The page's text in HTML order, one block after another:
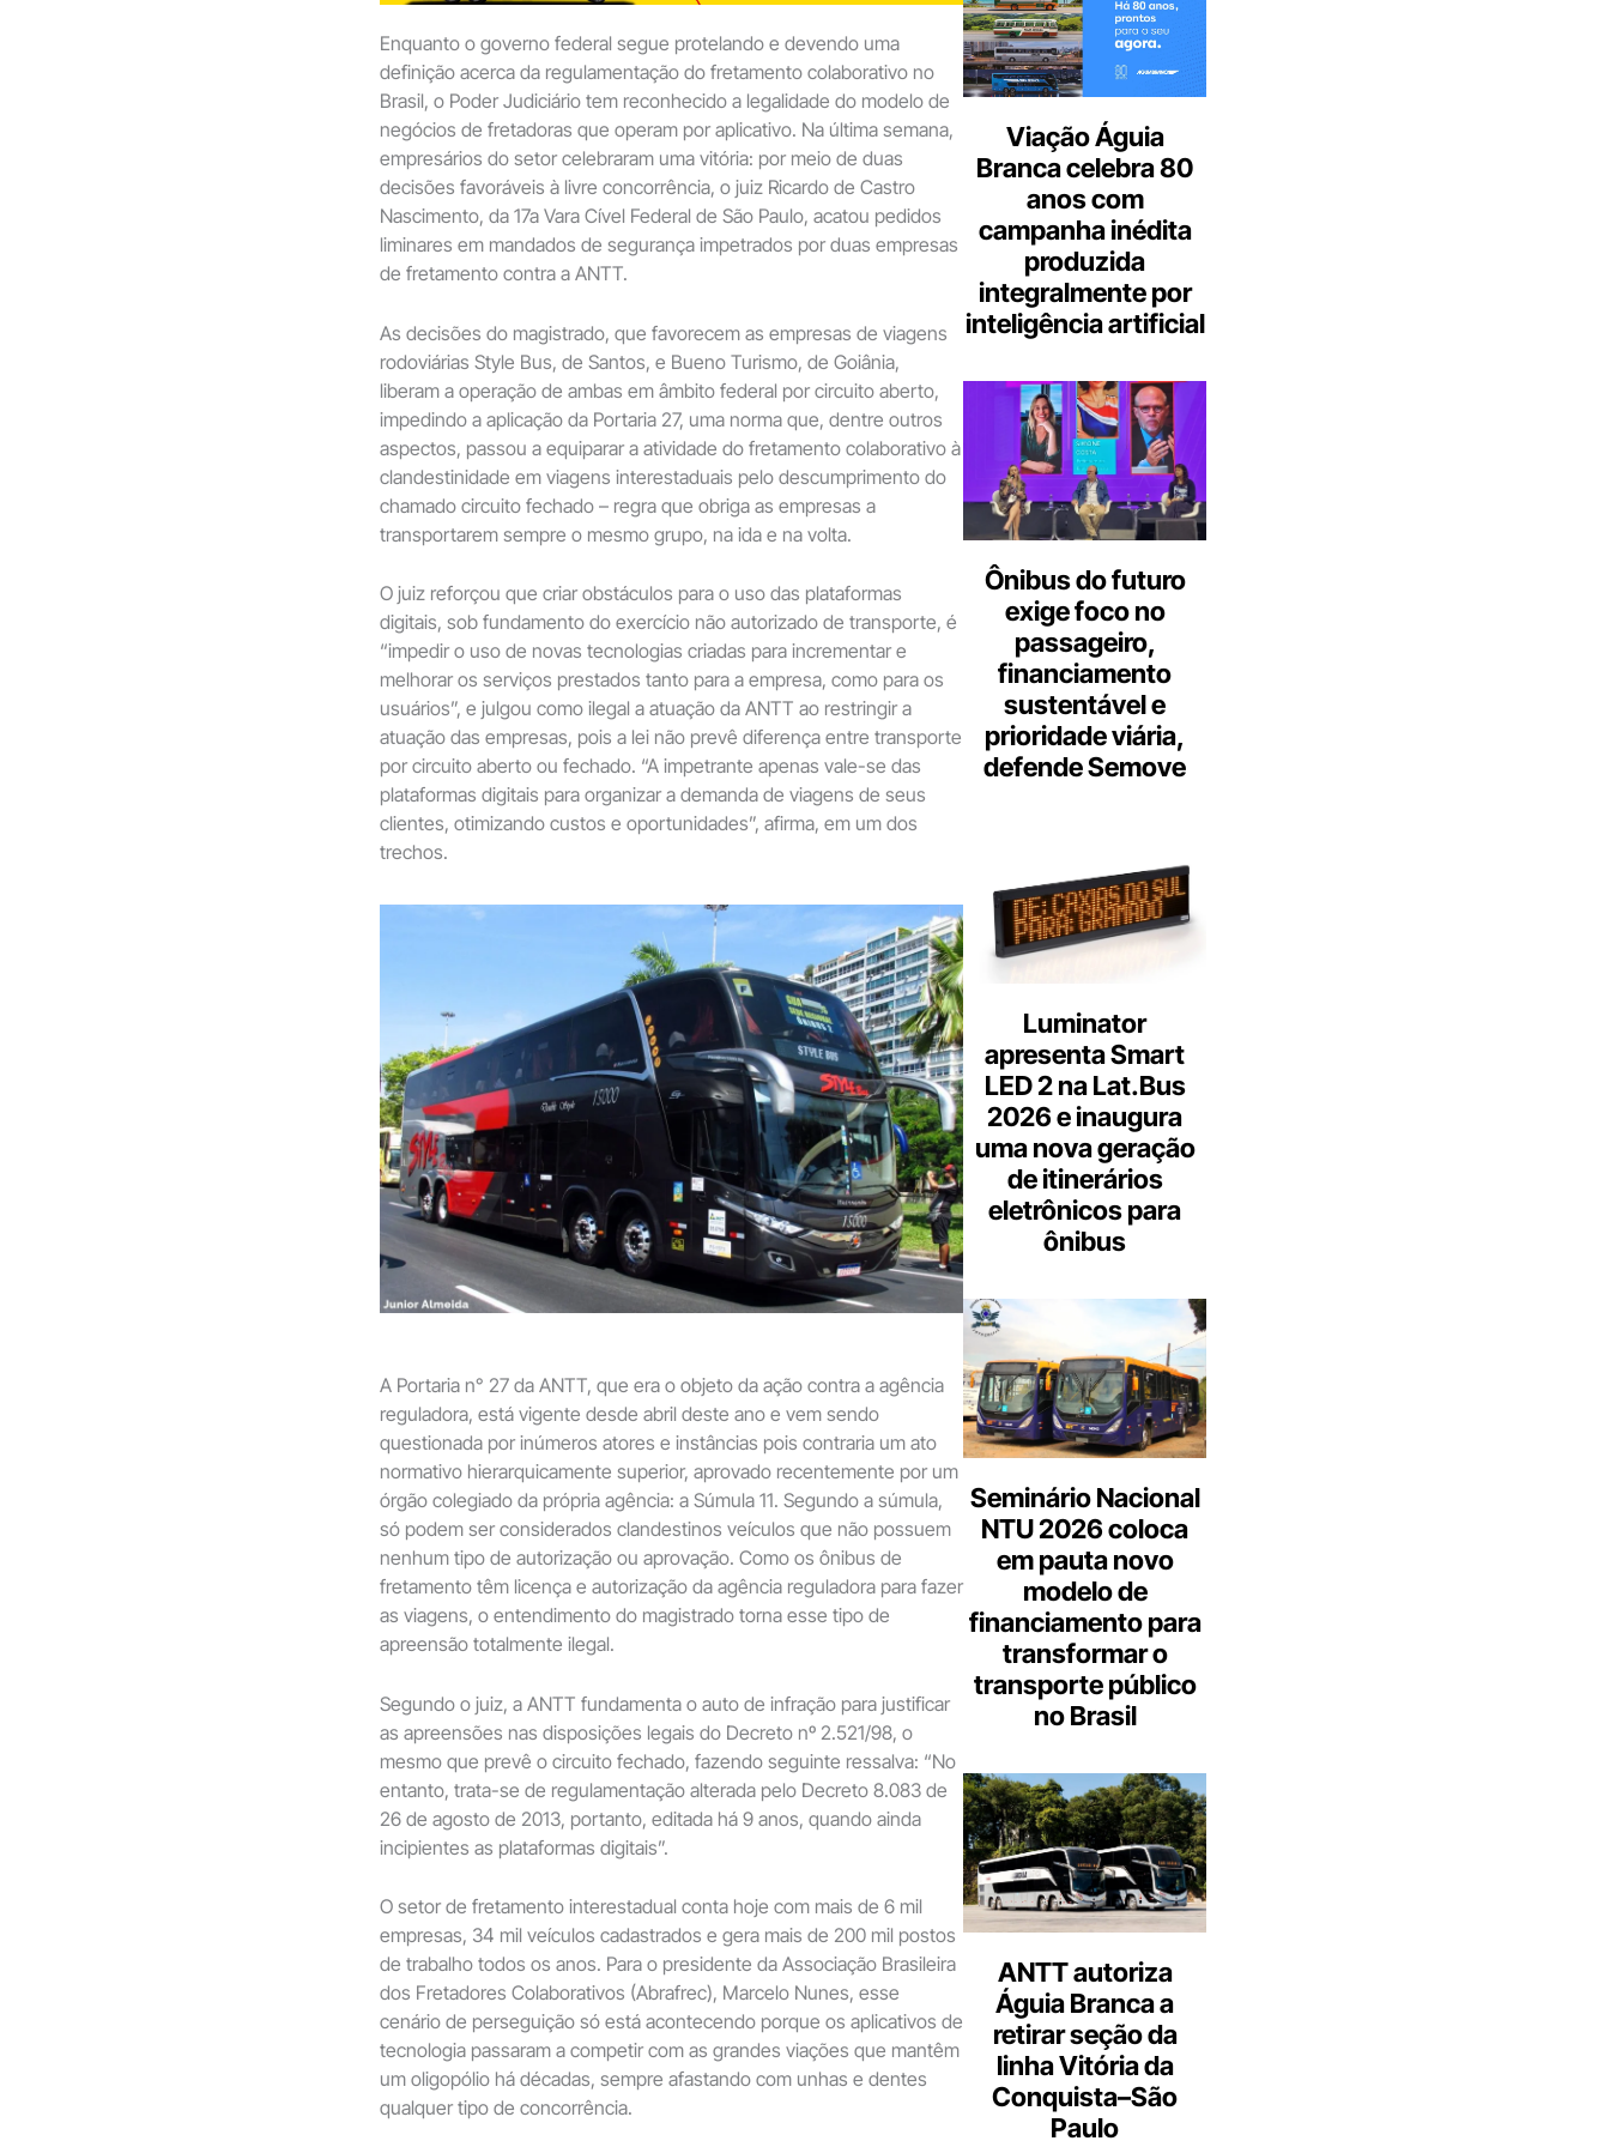
Enquanto o governo federal segue protelando e devendo uma
definição acerca da regulamentação do fretamento colaborativo no
Brasil, o Poder Judiciário tem reconhecido a legalidade do modelo de
negócios de fretadoras que operam por aplicativo. Na última semana,
empresários do setor celebraram uma vitória: por meio de duas
decisões favoráveis à livre concorrência, o juiz Ricardo de Castro
Nascimento, da 17a Vara Cível Federal de São Paulo, acatou pedidos
liminares em mandados de segurança impetrados por duas empresas
de fretamento contra a ANTT.
As decisões do magistrado, que favorecem as empresas de viagens
rodoviárias Style Bus, de Santos, e Bueno Turismo, de Goiânia,
liberam a operação de ambas em âmbito federal por circuito aberto,
impedindo a aplicação da Portaria 27, uma norma que, dentre outros
aspectos, passou a equiparar a atividade do fretamento colaborativo à
clandestinidade em viagens interestaduais pelo descumprimento do
chamado circuito fechado – regra que obriga as empresas a
transportarem sempre o mesmo grupo, na ida e na volta.
O juiz reforçou que criar obstáculos para o uso das plataformas
digitais, sob fundamento do exercício não autorizado de transporte, é
“impedir o uso de novas tecnologias criadas para incrementar e
melhorar os serviços prestados tanto para a empresa, como para os
usuários”, e julgou como ilegal a atuação da ANTT ao restringir a
atuação das empresas, pois a lei não prevê diferença entre transporte
por circuito aberto ou fechado. “A impetrante apenas vale-se das
plataformas digitais para organizar a demanda de viagens de seus
clientes, otimizando custos e oportunidades”, afirma, em um dos
trechos.
A Portaria n° 27 da ANTT, que era o objeto da ação contra a agência
reguladora, está vigente desde abril deste ano e vem sendo
questionada por inúmeros atores e instâncias pois contraria um ato
normativo hierarquicamente superior, aprovado recentemente por um
órgão colegiado da própria agência: a Súmula 11. Segundo a súmula,
só podem ser considerados clandestinos veículos que não possuem
nenhum tipo de autorização ou aprovação. Como os ônibus de
fretamento têm licença e autorização da agência reguladora para fazer
as viagens, o entendimento do magistrado torna esse tipo de
apreensão totalmente ilegal.
Segundo o juiz, a ANTT fundamenta o auto de infração para justificar
as apreensões nas disposições legais do Decreto nº 2.521/98, o
mesmo que prevê o circuito fechado, fazendo seguinte ressalva: “No
entanto, trata-se de regulamentação alterada pelo Decreto 8.083 de
26 de agosto de 2013, portanto, editada há 9 anos, quando ainda
incipientes as plataformas digitais”.
O setor de fretamento interestadual conta hoje com mais de 6 mil
empresas, 34 mil veículos cadastrados e gera mais de 200 mil postos
de trabalho todos os anos. Para o presidente da Associação Brasileira
dos Fretadores Colaborativos (Abrafrec), Marcelo Nunes, esse
cenário de perseguição só está acontecendo porque os aplicativos de
tecnologia passaram a competir com as grandes viações que mantêm
um oligopólio há décadas, sempre afastando com unhas e dentes
qualquer tipo de concorrência.
Viação Águia
Branca celebra 80
anos com
campanha inédita
produzida
integralmente por
inteligência artificial
Ônibus do futuro
exige foco no
passageiro,
financiamento
sustentável e
prioridade viária,
defende Semove
Luminator
apresenta Smart
LED 2 na Lat.Bus
2026 e inaugura
uma nova geração
de itinerários
eletrônicos para
ônibus
Seminário Nacional
NTU 2026 coloca
em pauta novo
modelo de
financiamento para
transformar o
transporte público
no Brasil
ANTT autoriza
Águia Branca a
retirar seção da
linha Vitória da
Conquista–São
Paulo